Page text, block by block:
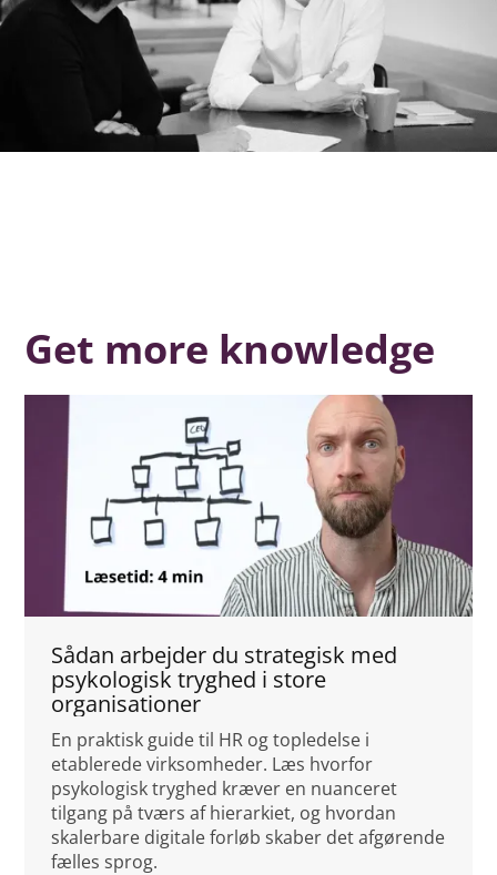
Get more knowledge
Sådan arbejder du strategisk med
psykologisk tryghed i store
organisationer
En praktisk guide til HR og topledelse i
etablerede virksomheder. Læs hvorfor
psykologisk tryghed kræver en nuanceret
tilgang på tværs af hierarkiet, og hvordan
skalerbare digitale forløb skaber det afgørende
fælles sprog.